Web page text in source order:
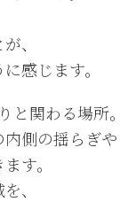
、
感じます。
関わる場所。
側の揺らぎや
す。
、